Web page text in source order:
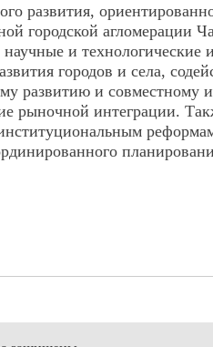
развития,
городской агломерации
и технологические
городов и села,
развитию и совместному
рыночной интеграции.